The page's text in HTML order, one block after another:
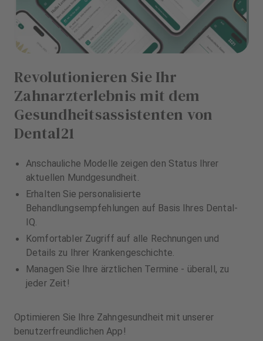
Revolutionieren Sie Ihr
Zahnarzterlebnis mit dem
Gesundheitsassistenten von
Dental21
Anschauliche Modelle zeigen den Status Ihrer
aktuellen Mundgesundheit.
Erhalten Sie personalisierte
Behandlungsempfehlungen auf Basis Ihres Dental-
IQ.
Komfortabler Zugriff auf alle Rechnungen und
Details zu Ihrer Krankengeschichte.
Managen Sie Ihre ärztlichen Termine - überall, zu
jeder Zeit!
Optimieren Sie Ihre Zahngesundheit mit unserer
benutzerfreundlichen App!